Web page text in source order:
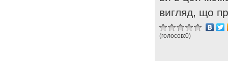
вигляд, що
(голосов:0)